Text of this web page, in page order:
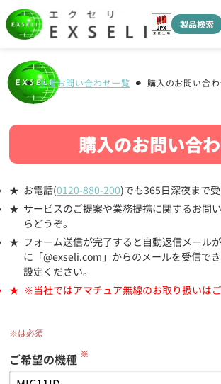
製品検索
各種お問い合わせ一覧 購入のお問い合
購入のお問い合
お電話(0120-880-200)でも365日深夜まで受
サービスのご提案や業務提携に関するお問
らどうぞ。
フォーム送信が完了すると自動返信メール
に「@exseli.com」からのメールを受信で
設定ください。
※当社ではアマチュア無線のお取り扱いはご
※は必須
ご希望の機種 ※